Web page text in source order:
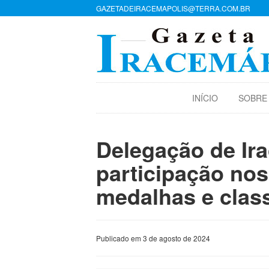
GAZETADEIRACEMAPOLIS@TERRA.COM.BR
INÍCIO SOBRE
Delegação de
participação
medalhas e
Publicado em 3 de agosto de 2024